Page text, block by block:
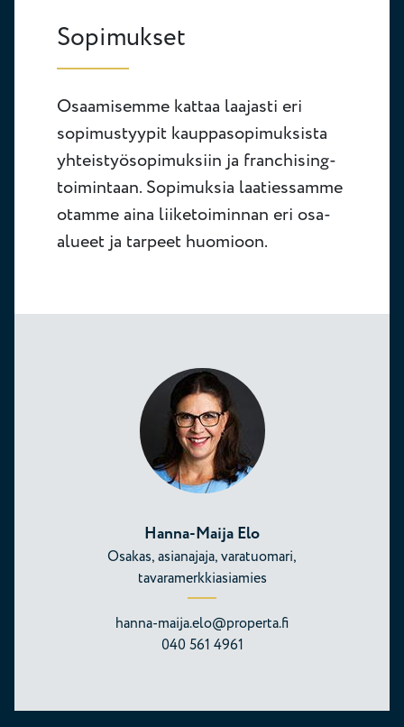
Sopimukset
Osaamisemme kattaa laajasti eri
sopimustyypit kauppasopimuksista
yhteistyösopimuksiin ja franchising-
toimintaan. Sopimuksia laatiessamme
otamme aina liiketoiminnan eri osa-
alueet ja tarpeet huomioon.
Hanna-Maija Elo
Osakas, asianajaja, varatuomari,
tavaramerkkiasiamies
hanna-maija.elo@properta.fi
040 561 4961